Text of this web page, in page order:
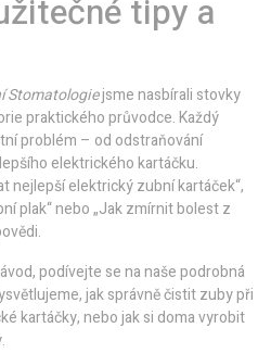
tipy a
Stomatologiejsme nasbírali stovky
praktického průvodce. Každý
problém – od odstraňování
elektrického kartáčku.
nejlepší elektrický zubní kartáček“,
plak“ nebo „Jak zmírnit bolest z
podívejte se na naše podrobná
jak správně čistit zuby při
kartáčky, nebo jak si doma vyrobit